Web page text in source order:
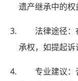
遗产继承中的权
法律途径
承权，如提起诉
专业建议